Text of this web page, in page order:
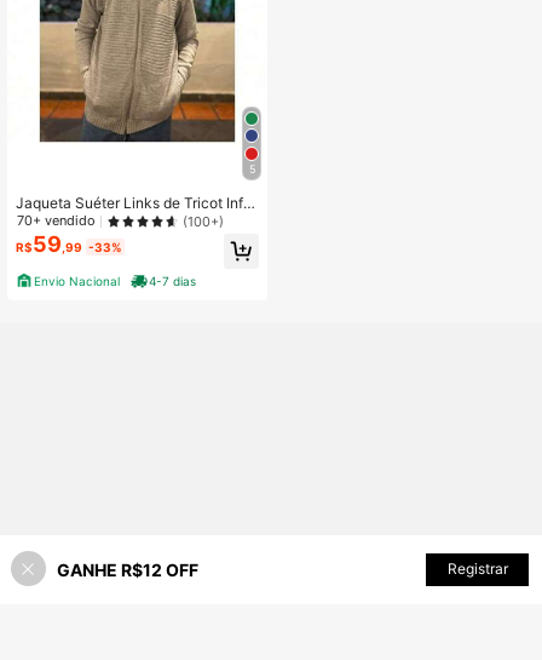
5
Jaqueta Suéter Links de Tricot Infa
nto-Juvenil Zíper
70+ vendido (100+)
R$59 ,99 -33%
Envio Nacional 4-7 dias
21% OFF! ADICIONAR AO CARRINHO
GANHE R$12 OFF Registrar